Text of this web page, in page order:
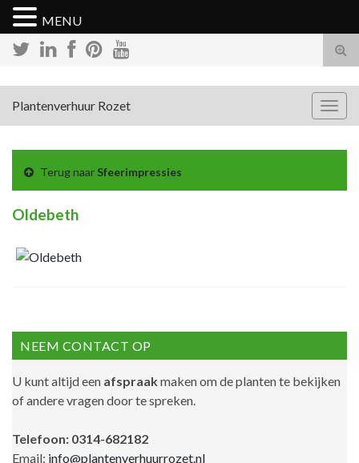
Plantenverhuur Rozet
Terug naar Sfeerimpressies
Oldebeth
NEEM CONTACT OP
U kunt altijd een afspraakmaken om de planten te bekijken
of andere vragen door te spreken.
Telefoon: 0314-682182
Email: info@plantenverhuurrozet.nl
MENU